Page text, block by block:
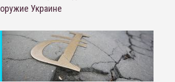
оружие Украине